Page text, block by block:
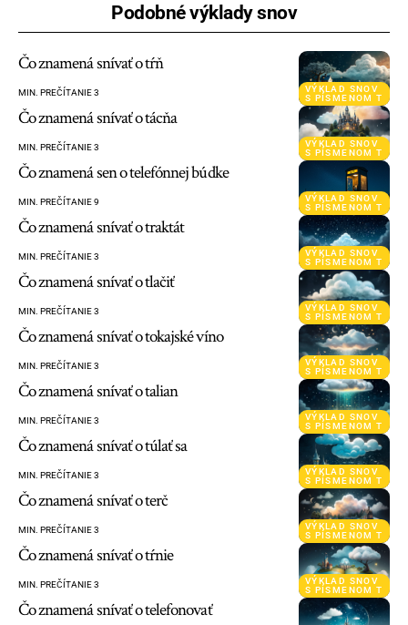
Podobné výklady snov
VÝKLAD SNOV
S PÍSMENOM T
Čo znamená snívať o tŕň
MIN. PREČÍTANIE 3
VÝKLAD SNOV
S PÍSMENOM T
Čo znamená snívať o tácňa
MIN. PREČÍTANIE 3
VÝKLAD SNOV
S PÍSMENOM T
Čo znamená sen o telefónnej búdke
MIN. PREČÍTANIE 9
VÝKLAD SNOV
S PÍSMENOM T
Čo znamená snívať o traktát
MIN. PREČÍTANIE 3
VÝKLAD SNOV
S PÍSMENOM T
Čo znamená snívať o tlačiť
MIN. PREČÍTANIE 3
VÝKLAD SNOV
S PÍSMENOM T
Čo znamená snívať o tokajské víno
MIN. PREČÍTANIE 3
VÝKLAD SNOV
S PÍSMENOM T
Čo znamená snívať o talian
MIN. PREČÍTANIE 3
VÝKLAD SNOV
S PÍSMENOM T
Čo znamená snívať o túlať sa
MIN. PREČÍTANIE 3
VÝKLAD SNOV
S PÍSMENOM T
Čo znamená snívať o terč
MIN. PREČÍTANIE 3
VÝKLAD SNOV
S PÍSMENOM T
Čo znamená snívať o tŕnie
MIN. PREČÍTANIE 3
Čo znamená snívať o telefonovať